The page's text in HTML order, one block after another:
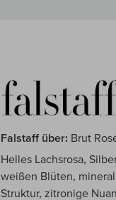
Falstaff über: Brut
Helles Lachsrosa,
weißen Blüten,
Struktur, zitronige